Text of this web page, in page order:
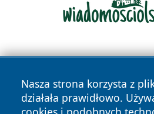
Nasza strona korzysta z
działała prawidłowo.